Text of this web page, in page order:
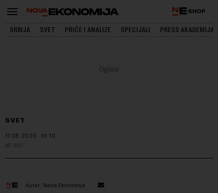
SHOP
SRBIJA SVET PRIČE I ANALIZE SPECIJALI PRESS AKADEMIJA
SVET
17.05.2020. 19:10
BBC
Autor: Nova Ekonomija